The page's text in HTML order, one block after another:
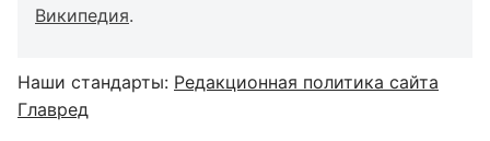
Википедия.
Наши стандарты: Редакционная политика сайта
Главред